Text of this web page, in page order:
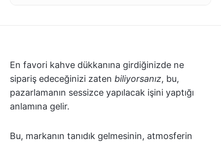
En favori kahve dükkanına girdiğinizde ne
sipariş edeceğinizi zaten biliyorsanız, bu,
pazarlamanın sessizce yapılacak işini yaptığı
anlamına gelir.
Bu, markanın tanıdık gelmesinin, atmosferin